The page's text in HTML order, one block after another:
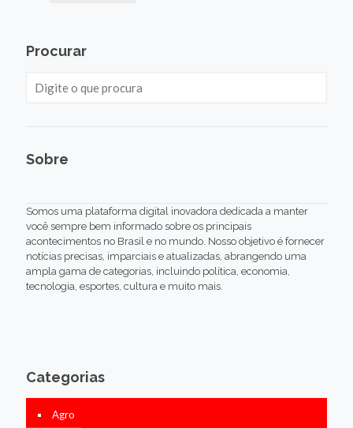
Procurar
Sobre
Somos uma plataforma digital inovadora dedicada a manter
você sempre bem informado sobre os principais
acontecimentos no Brasil e no mundo. Nosso objetivo é fornecer
notícias precisas, imparciais e atualizadas, abrangendo uma
ampla gama de categorias, incluindo política, economia,
tecnologia, esportes, cultura e muito mais.
Categorias
Agro